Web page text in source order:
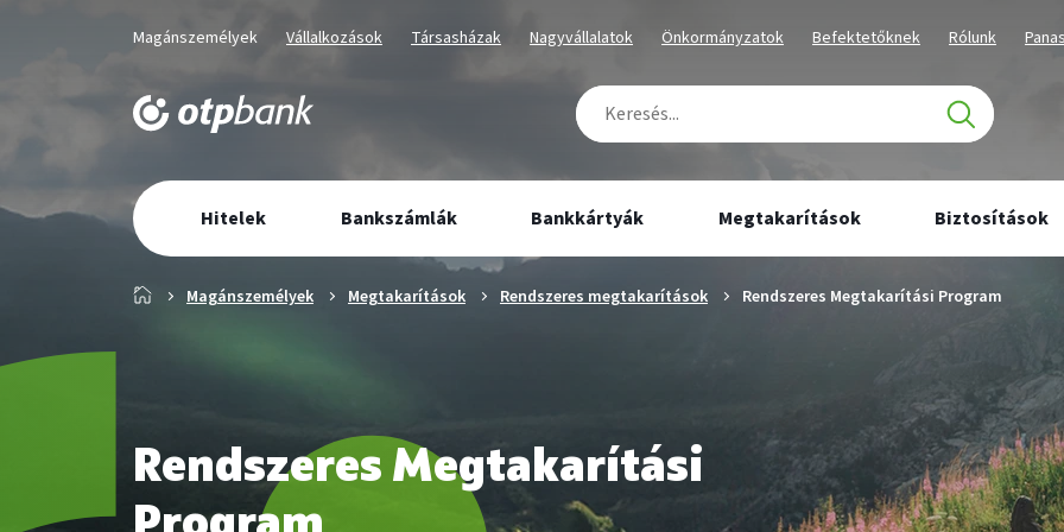
Üzletág
választó
navigáció
Kiválaszott
Magánszemélyek
Kiválaszott
Vállalkozások
Kiválaszott
Társasházak
Kiválaszott
Nagyvállalatok
Kiválaszott
Önkormányzatok
Kiválaszott
Befektetőknek
Kiválaszott
Rólunk
Keresés
száma:
0
Elsődleges
navigáció
Hitelek Bankszámlák Bankkártyák Megtakarítások Biztosítások
Főoldal Magánszemélyek Megtakarítások Rendszeres megtakarítások Rendszeres Megtakarítási Program
Rendszeres Megtakarítási